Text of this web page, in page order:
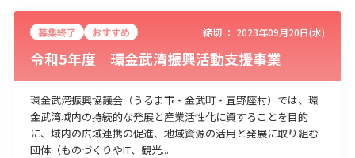
建設･不動産業
サービス業 医療･福祉 農業･林業
漁業
宿泊･旅館業
その他
募集終了 おすすめ 締切 ： 2023年09月20日(水)
令和5年度 環金武湾振興活動支援事業
環金武湾振興協議会（うるま市・金武町・宜野座村）では、環
金武湾域内の持続的な発展と産業活性化に資することを目的
に、域内の広域連携の促進、地域資源の活用と発展に取り組む
団体（ものづくりやIT、観光...